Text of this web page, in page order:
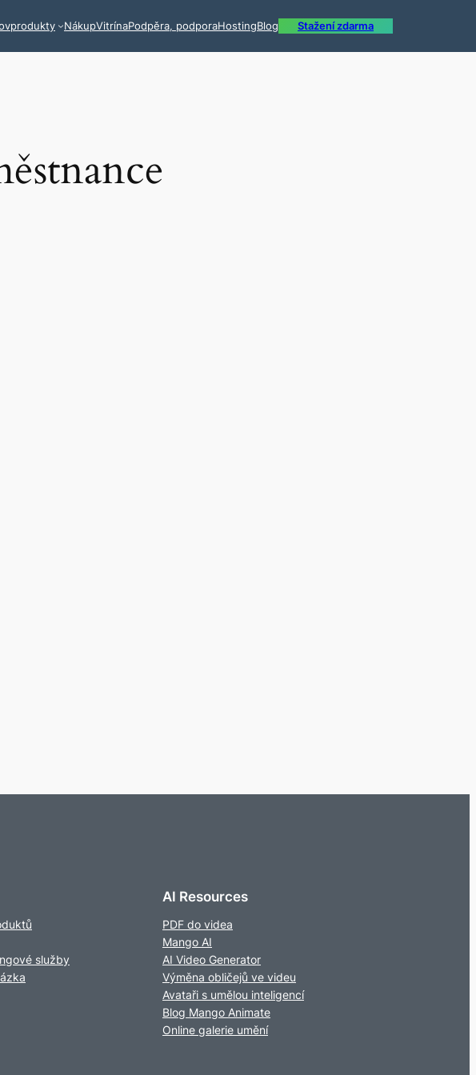
produkty NákupVitrínaPodpěra, podporaHostingBlog Stažení zdarma
služby
AI Resources
PDF do videa
Mango AI
AI Video Generator
Výměna obličejů ve videu
Avataři s umělou inteligencí
Blog Mango Animate
Online galerie umění